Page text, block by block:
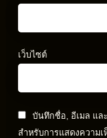
เว็บไซต์
บันทึกชื่อ, อีเมล แล
สำหรับการแสดงความเ